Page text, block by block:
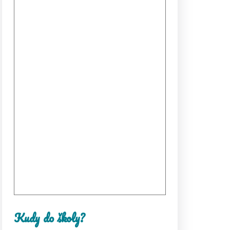
Kudy do školy?